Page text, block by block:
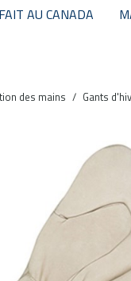
FAIT AU CANADA
des mains / Gants